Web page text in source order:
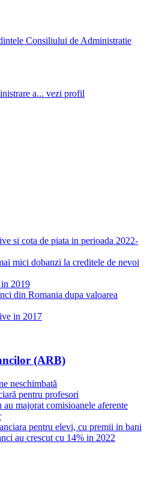
Consiliului de Administratie
a... vezi profil
si cota de piata in perioada 2022-
mici dobanzi la creditele de nevoi
2019
din Romania dupa valoarea
in 2017
(ARB)
neschimbată
pentru profesori
majorat comisioanele aferente
pentru elevi, cu premii in bani
au crescut cu 14% in 2022